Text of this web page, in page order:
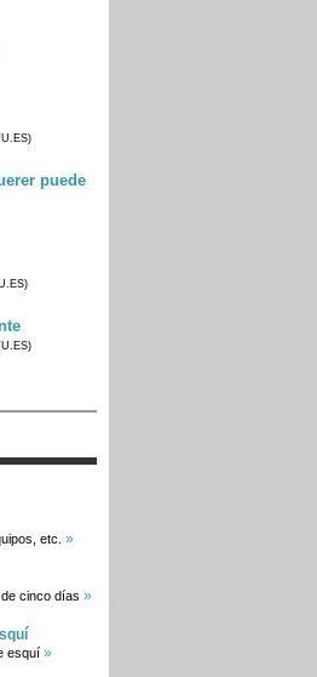
puede
etc. »
cinco días »
esquí »